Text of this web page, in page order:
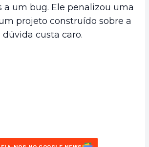
a um bug. Ele penalizou uma
projeto construído sobre a
custa caro.